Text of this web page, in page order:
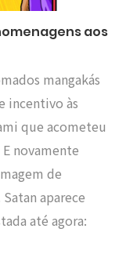
aos
mangakás
incentivo às
que acometeu
novamente
de
aparece
até agora: